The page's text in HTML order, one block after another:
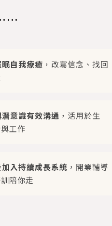
自我療癒 ，改寫信念、找回
意識有效溝通 ，活用於生
工作
入持續成長系統 ，開業輔導
陪你走